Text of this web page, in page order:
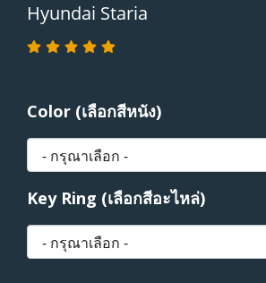
Hyundai Staria
Color (เลือกสีหนัง)
Key Ring (เลือกสีอะไหล่)